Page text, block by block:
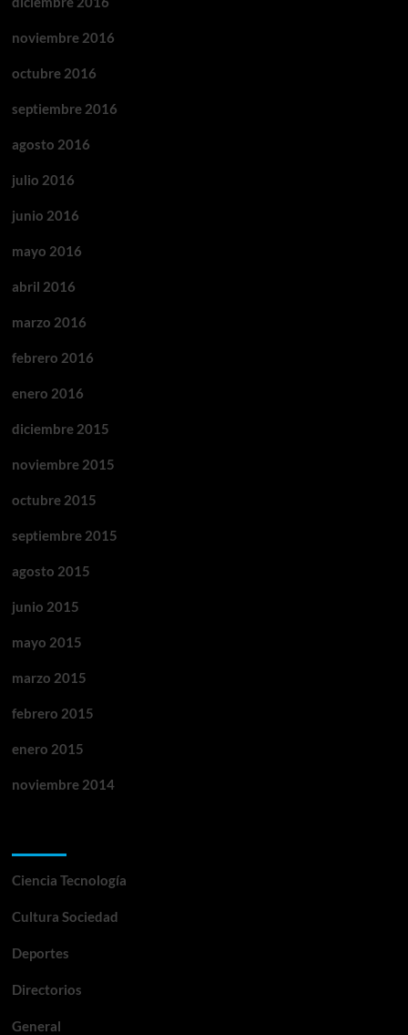
noviembre 2016
octubre 2016
septiembre 2016
agosto 2016
julio 2016
junio 2016
mayo 2016
abril 2016
marzo 2016
febrero 2016
enero 2016
diciembre 2015
noviembre 2015
octubre 2015
septiembre 2015
agosto 2015
junio 2015
mayo 2015
marzo 2015
febrero 2015
enero 2015
noviembre 2014
Ciencia Tecnología
Cultura Sociedad
Deportes
Directorios
General